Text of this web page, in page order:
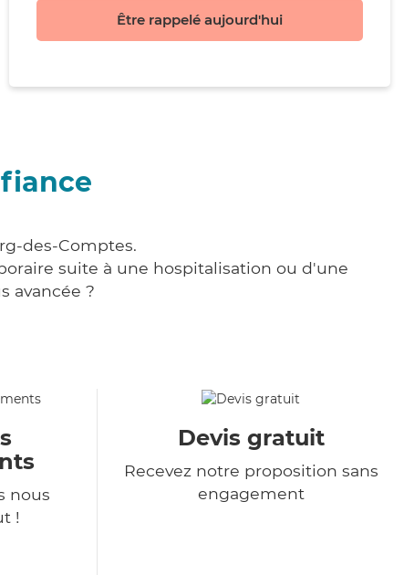
Être rappelé aujourd'hui
des-Comptes.
suite à une hospitalisation ou d'une
avancée ?
nous
!
Devis gratuit
Recevez notre proposition sans
engagement